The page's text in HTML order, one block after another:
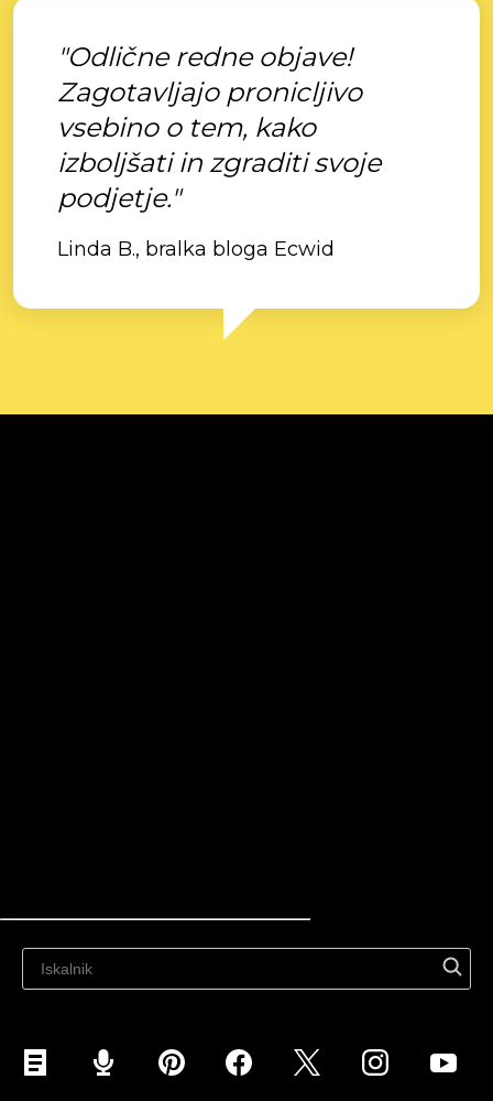
"Odlične redne objave!
Zagotavljajo pronicljivo
vsebino o tem, kako
izboljšati in zgraditi svoje
podjetje."
Linda B., bralka bloga Ecwid
Prodaja na spletni strani
Prodaja na TikTok